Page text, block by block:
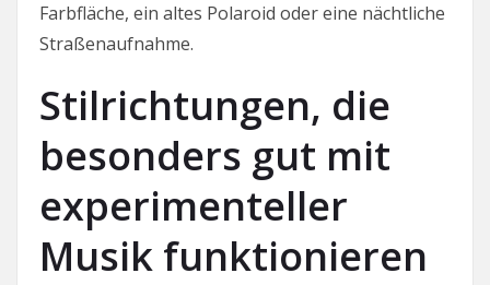
Farbfläche, ein altes Polaroid oder eine nächtliche
Straßenaufnahme.
Stilrichtungen, die
besonders gut mit
experimenteller
Musik funktionieren